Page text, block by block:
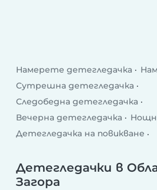
Намерете детегледачка
Сутрешна детегледачка
Следобедна детегледачка
Вечерна детегледачка
Детегледачка на повикване
Делнична детегледачка
Детегледачки в
Загора